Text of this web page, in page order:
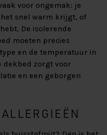
voor ongemak: je
het snel warm krijgt, of
De isolerende
moeten precies
en de temperatuur in
dekbed zorgt voor
en een geborgen